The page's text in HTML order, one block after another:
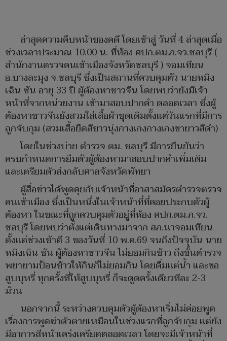
ล่าสุดความคืบหน้าของคดี โดยเข้าสู่ วันที่ 4 ล่าสุดเมื่อ
ช่วงเวลาประมาณ 10.00 น. ที่ห้อง ศปก.ตม.ภ.จว.ชลบุรี (
สำนักงานตรวจคนเข้าเมืองจังหวัดชลบุรี ) จอมเทียน
อ.บางละมุง จ.ชลบุรี ซึ่งเป็นสถานที่ควบคุมตัว นายหมิง
เฉิน ซัน อายุ 33 ปี ผู้ต้องหาชาวจีน โดยพบว่ายังมีเจ้า
หน้าที่จากหน่วยงาน เข้ามาสอบปากคำ ตลอดเวลา ซึ่งผู้
ต้องหาชาวจีนยังสวมใส่เสื้อผ้าชุดเดิมตั้งแต่วันแรกที่มีการ
ถูกจับกุม (สวมเสื้อยืดสีขาวนุ่งกางเกงกางเกงขายาวสีดำ)
โดยในช่วงบ่าย ตำรวจ ตม. ชลบุรี มีการยืนยันว่า
ครบกำหนดการยืมตัวผู้ต้องหามาสอบปากคำเพิ่มเติม
และเตรียมตัวส่งกลับศาลจังหวัดพัทยา
ผู้สื่อข่าวได้พูดคุยกับเจ้าหน้าที่อาสาสมัครตำรวจตรวจ
คนเข้าเมือง ซึ่งเป็นหนึ่งในเจ้าหน้าที่ที่คอยประกบตัวผู้
ต้องหา ในขณะที่ถูกควบคุมตัวอยู่ที่ห้อง ศปก.ตม.ภ.จว.
ชลบุรี โดยพบว่าตั้งแต่เดินทางมาจาก สภ.นาจอมเทียน
ตั้งแต่ช่วงเช้าตี 3 ของวันที่ 10 พ.ค.69 จนถึงปัจจุบัน นาย
หมิงเฉิน ซัน ผู้ต้องหาชาวจีน ไม่ยอมกินข้าว ถึงขั้นตำรวจ
พยายามป้อนข้าวให้กินก็ไม่ยอมกิน โดยดื่มแต่น้ำ และขอ
สูบบุหรี่ ทุกครั้งที่ให้สูบบุหรี่ ก็จะดูดครั้งเดียวทีละ 2-3
ม้วน
นอกจากนี้ ระหว่างควบคุมตัวผู้ต้องหาเริ่มไม่ค่อยพูด
เรื่องการพูดฆ่าตัวตายเหมือนในช่วงแรกที่ถูกจับกุม แต่ยัง
มีอาการสีหน้าเคร่งเครียดตลอดเวลา โดยจะมีเจ้าหน้าที่